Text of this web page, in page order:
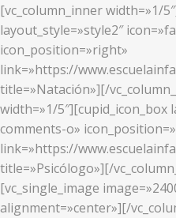
[vc_column_inner width=»1/
layout_style=»style2″
icon_position=»right»
link=»https://
title=»Natación»][/
width=»1/5″][cupid_icon_box
comments-o»
link=»https://
title=»Psicólogo»][/
[vc_single_image
alignment=»center»][/